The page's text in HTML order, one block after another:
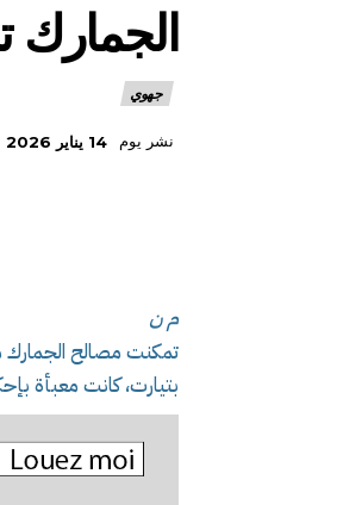
الجمارك تحجز 265 كبسولة مهلوسة من
جهوي
نشر يوم 14 يناير 2026
م ن
بتيارت، كانت معبأة